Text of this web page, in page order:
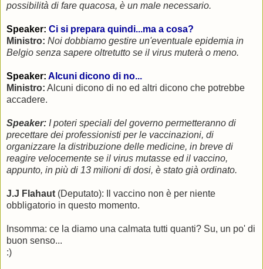
possibilità di fare quacosa, è un male necessario.
Speaker: Ci si prepara quindi...ma a cosa?
Ministro: Noi dobbiamo gestire un'eventuale epidemia in
Belgio senza sapere oltretutto se il virus muterà o meno.
Speaker: Alcuni dicono di no...
Ministro: Alcuni dicono di no ed altri dicono che potrebbe
accadere.
Speaker: I poteri speciali del governo permetteranno di
precettare dei professionisti per le vaccinazioni, di
organizzare la distribuzione delle medicine, in breve di
reagire velocemente se il virus mutasse ed il vaccino,
appunto, in più di 13 milioni di dosi, è stato già ordinato.
J.J Flahaut (Deputato): Il vaccino non è per niente
obbligatorio in questo momento.
Insomma: ce la diamo una calmata tutti quanti? Su, un po' di
buon senso...
:)